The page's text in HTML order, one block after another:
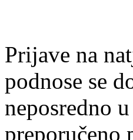
Prijave na
podnose se
neposredno
preporučeno